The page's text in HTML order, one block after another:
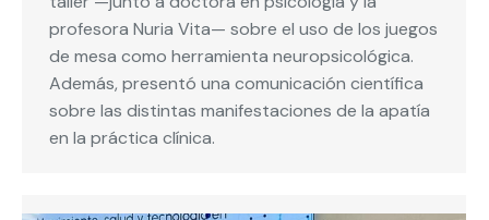
profesora Nuria Vita— sobre el uso de los juegos
de mesa como herramienta neuropsicológica.
Además, presentó una comunicación científica
sobre las distintas manifestaciones de la apatía
en la práctica clínica.